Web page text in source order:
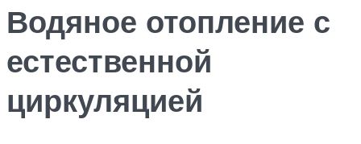
Водяное отопление с
естественной
циркуляцией